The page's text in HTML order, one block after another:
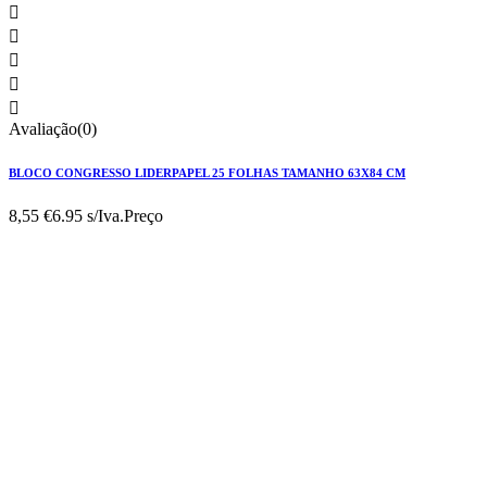





Avaliação(0)
BLOCO CONGRESSO LIDERPAPEL 25 FOLHAS TAMANHO 63X84 CM
8,55 €6.95 s/Iva.Preço